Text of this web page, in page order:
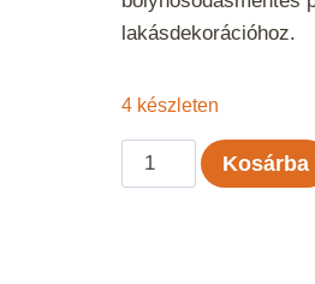
lakásdekorációhoz.
4 készleten
Kartopu
No:
Kosárba